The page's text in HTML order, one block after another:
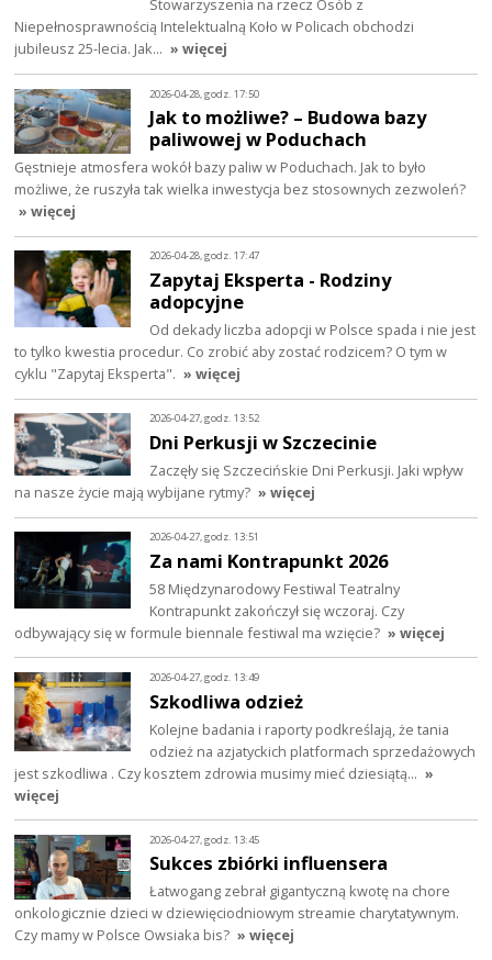
Stowarzyszenia na rzecz Osób z
Niepełnosprawnością Intelektualną Koło w Policach obchodzi
jubileusz 25-lecia. Jak… » więcej
2026-04-28, godz. 17:50
Jak to możliwe? – Budowa bazy
paliwowej w Poduchach
Gęstnieje atmosfera wokół bazy paliw w Poduchach. Jak to było
możliwe, że ruszyła tak wielka inwestycja bez stosownych zezwoleń?
» więcej
2026-04-28, godz. 17:47
Zapytaj Eksperta - Rodziny
adopcyjne
Od dekady liczba adopcji w Polsce spada i nie jest
to tylko kwestia procedur. Co zrobić aby zostać rodzicem? O tym w
cyklu "Zapytaj Eksperta". » więcej
2026-04-27, godz. 13:52
Dni Perkusji w Szczecinie
Zaczęły się Szczecińskie Dni Perkusji. Jaki wpływ
na nasze życie mają wybijane rytmy? » więcej
2026-04-27, godz. 13:51
Za nami Kontrapunkt 2026
58 Międzynarodowy Festiwal Teatralny
Kontrapunkt zakończył się wczoraj. Czy
odbywający się w formule biennale festiwal ma wzięcie? » więcej
2026-04-27, godz. 13:49
Szkodliwa odzież
Kolejne badania i raporty podkreślają, że tania
odzież na azjatyckich platformach sprzedażowych
jest szkodliwa . Czy kosztem zdrowia musimy mieć dziesiątą… »
więcej
2026-04-27, godz. 13:45
Sukces zbiórki influensera
Łatwogang zebrał gigantyczną kwotę na chore
onkologicznie dzieci w dziewięciodniowym streamie charytatywnym.
Czy mamy w Polsce Owsiaka bis? » więcej